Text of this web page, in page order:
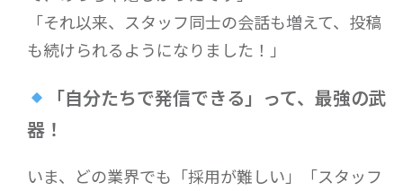
「それ以来、スタッフ同士の会話も増えて、投稿
も続けられるようになりました！」
「自分たちで発信できる」って、最強の武
器！
いま、どの業界でも「採用が難しい」「スタッフ